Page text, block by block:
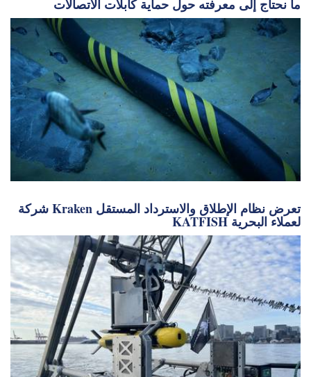
ما نحتاج إلى معرفته حول حماية كابلات الاتصالات
شركة Kraken تعرض نظام الإطلاق والاسترداد المستقل
KATFISH لعملاء البحرية